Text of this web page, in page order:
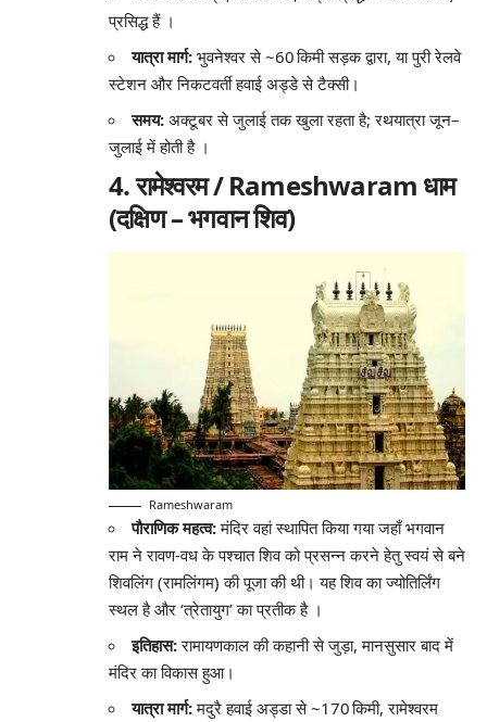
प्रसिद्ध हैं।
यात्रा मार्ग: भुवनेश्वर से ~60 किमी सड़क द्वारा, या पुरी रेलवे
स्टेशन और निकटवर्ती हवाई अड्डे से टैक्सी।
समय: अक्टूबर से जुलाई तक खुला रहता है; रथयात्रा जून–
जुलाई में होती है।
4. रामेश्वरम / Rameshwaram धाम
(दक्षिण – भगवान शिव)
Rameshwaram
पौराणिक महत्व:मंदिर वहां स्थापित किया गया जहाँ भगवान
राम ने रावण-वध के पश्चात शिव को प्रसन्न करने हेतु स्वयं से बने
शिवलिंग (रामलिंगम) की पूजा की थी। यह शिव का ज्योतिर्लिंग
स्थल है और ‘त्रेतायुग’ का प्रतीक है।
इतिहास:रामायणकाल की कहानी से जुड़ा, मानसुसार बाद में
मंदिर का विकास हुआ।
यात्रा मार्ग:मदुरै हवाई अड्डा से ~170 किमी, रामेश्वरम